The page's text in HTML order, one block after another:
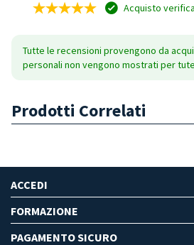
Acquisto
Tutte le recensioni provengono da
personali non vengono mostrati per
Prodotti Correlati
ACCEDI
FORMAZIONE
PAGAMENTO SICURO